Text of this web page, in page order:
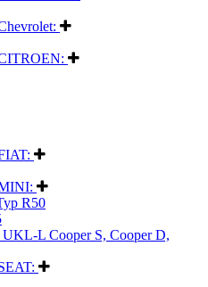
R50
L Cooper S, Cooper D,